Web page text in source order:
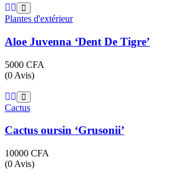
Plantes d'extérieur
Aloe Juvenna ‘Dent De Tigre’
5000 CFA
(0 Avis)
Cactus
Cactus oursin ‘Grusonii’
10000 CFA
(0 Avis)